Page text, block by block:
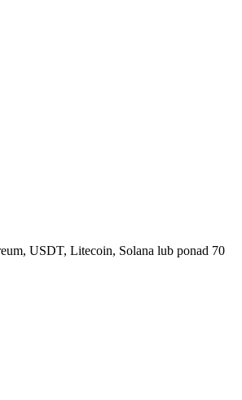
USDT, Litecoin, Solana lub ponad 70